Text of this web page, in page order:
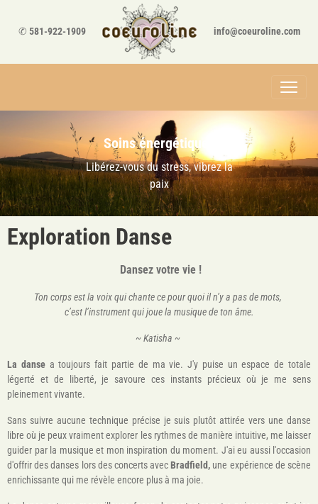
✆ 581-922-1909 info@coeuroline.com
Soins énergétiques
Libérez-vous du stress, vibrez la
paix
Exploration Danse
Dansez votre vie !
Ton corps est la voix qui chante ce pour quoi il n’y a pas de mots,
c’est l’instrument qui joue la musique de ton âme.
~ Katisha ~
La dansea toujours fait partie de ma vie. J'y puise un espace de totale
légerté et de liberté, je savoure ces instants précieux où je me sens
pleinement vivante.
Sans suivre aucune technique précise je suis plutôt attirée vers une danse
libre où je peux vraiment explorer les rythmes de manière intuitive, me laisser
guider par la musique et mon inspiration du moment. J'ai eu aussi l'occasion
d'offrir des danses lors des concerts avecBradfield, une expérience de scène
enrichissante qui me révèle encore plus à ma joie.